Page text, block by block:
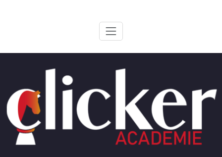
ClickerAcademie